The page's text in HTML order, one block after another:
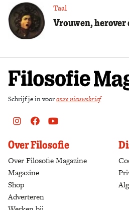
Taal
Vrouwen, herover
Schrijf je in vooronze nieuwsbrief
Instagram
FacebookYoutube
Over Filosofie
Over Filosofie Magazine
Magazine
Shop
Adverteren